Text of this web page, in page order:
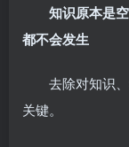
知识原本是
都不会发生
去除对知识
关键。